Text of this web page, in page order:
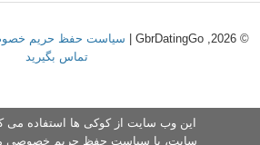
© 2026, GbrDatingGo | سیاست حفظ حریم
تماس بگیرید
این وب سایت از کوکی ها استفاده می
سایت، با سیاست حفظ حریم خصوصی